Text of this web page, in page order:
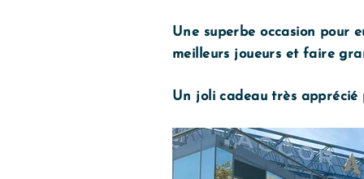
Une superbe occasion pour
meilleurs joueurs et faire
Un joli cadeau très apprécié